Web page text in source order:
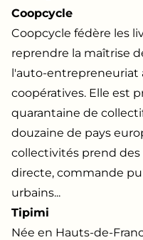
Coopcycle
Coopcycle fédère les
reprendre la maîtrise
l'auto-entrepreneuriat
coopératives. Elle est
quarantaine de
douzaine de pays
collectivités prend des
directe, commande
urbains...
Tipimi
Née en Hauts-de-